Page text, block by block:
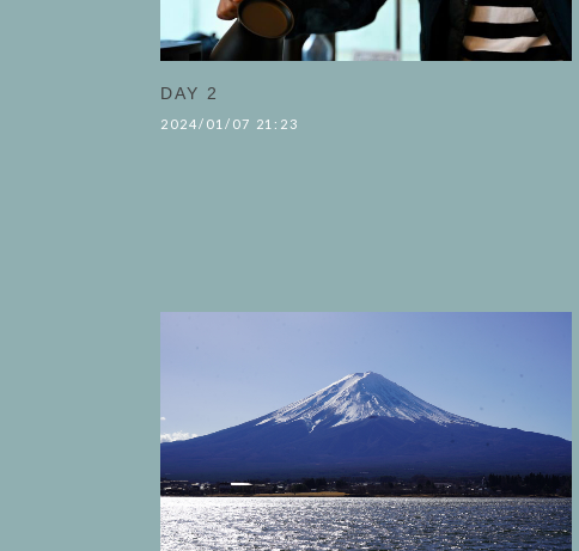
DAY 2
2024/01/07 21:23